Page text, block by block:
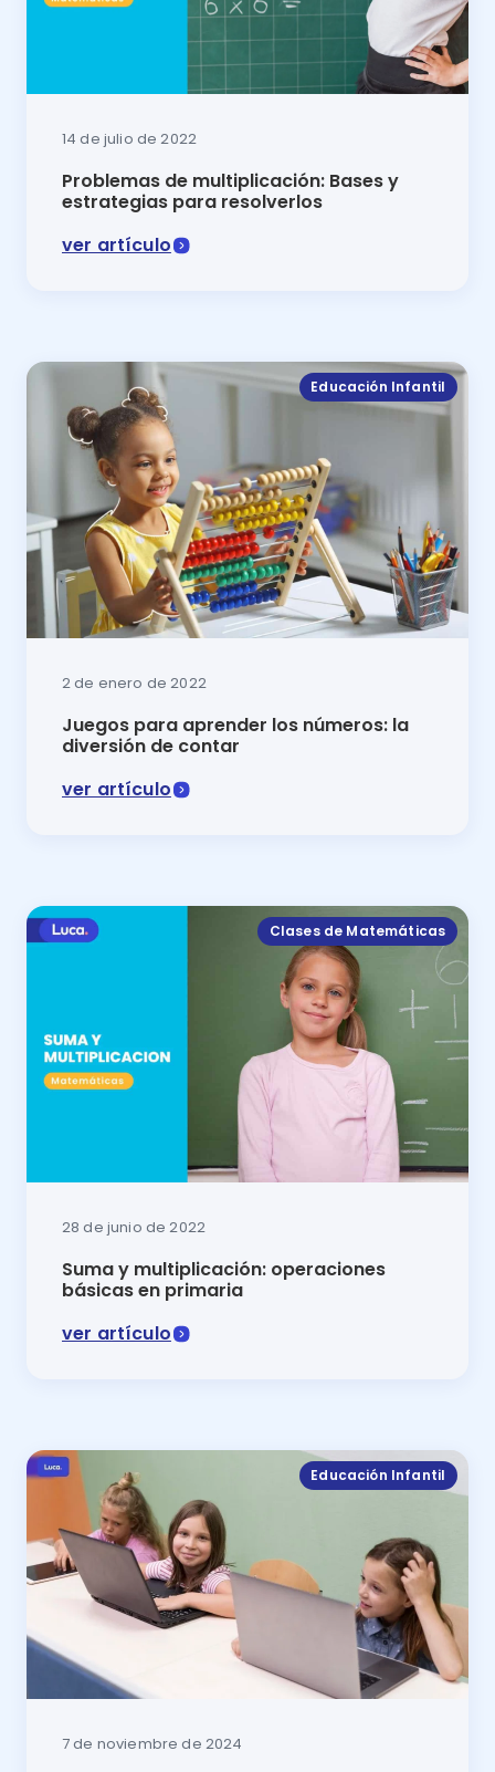
14 de julio de 2022
Problemas de multiplicación: Bases y
estrategias para resolverlos
ver artículo
Educación Infantil
2 de enero de 2022
Juegos para aprender los números: la
diversión de contar
ver artículo
Clases de Matemáticas
28 de junio de 2022
Suma y multiplicación: operaciones
básicas en primaria
ver artículo
Educación Infantil
7 de noviembre de 2024